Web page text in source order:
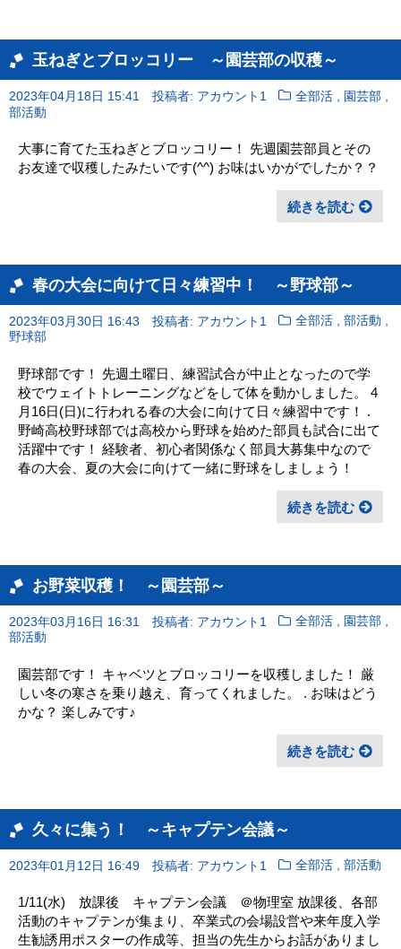
玉ねぎとブロッコリー ～園芸部の収穫～
2023年04月18日 15:41 投稿者: アカウント1 全部活 園芸部
部活動
大事に育てた玉ねぎとブロッコリー！ 先週園芸部員とその
お友達で収穫したみたいです(^^) お味はいかがでしたか？？
続きを読む
春の大会に向けて日々練習中！ ～野球部～
2023年03月30日 16:43 投稿者: アカウント1 全部活 ,部活動 ,
野球部
野球部です！ 先週土曜日、練習試合が中止となったので学
校でウェイトトレーニングなどをして体を動かしました。 4
月16日(日)に行われる春の大会に向けて日々練習中です！ .
野崎高校野球部では高校から野球を始めた部員も試合に出て
活躍中です！ 経験者、初心者関係なく部員大募集中なので
春の大会、夏の大会に向けて一緒に野球をしましょう！
続きを読む
お野菜収穫！ ～園芸部～
2023年03月16日 16:31 投稿者: アカウント1 全部活 , 園芸部 ,
部活動
園芸部です！ キャベツとブロッコリーを収穫しました！ 厳
しい冬の寒さを乗り越え、育ってくれました。 . お味はどう
かな？ 楽しみです♪
続きを読む
久々に集う！ ～キャプテン会議～
2023年01月12日 16:49 投稿者: アカウント1 全部活 ,部活動
1/11(水) 放課後 キャプテン会議 ＠物理室 放課後、各部
活動のキャプテンが集まり、卒業式の会場設営や来年度入学
生勧誘用ポスターの作成等、担当の先生からお話がありまし